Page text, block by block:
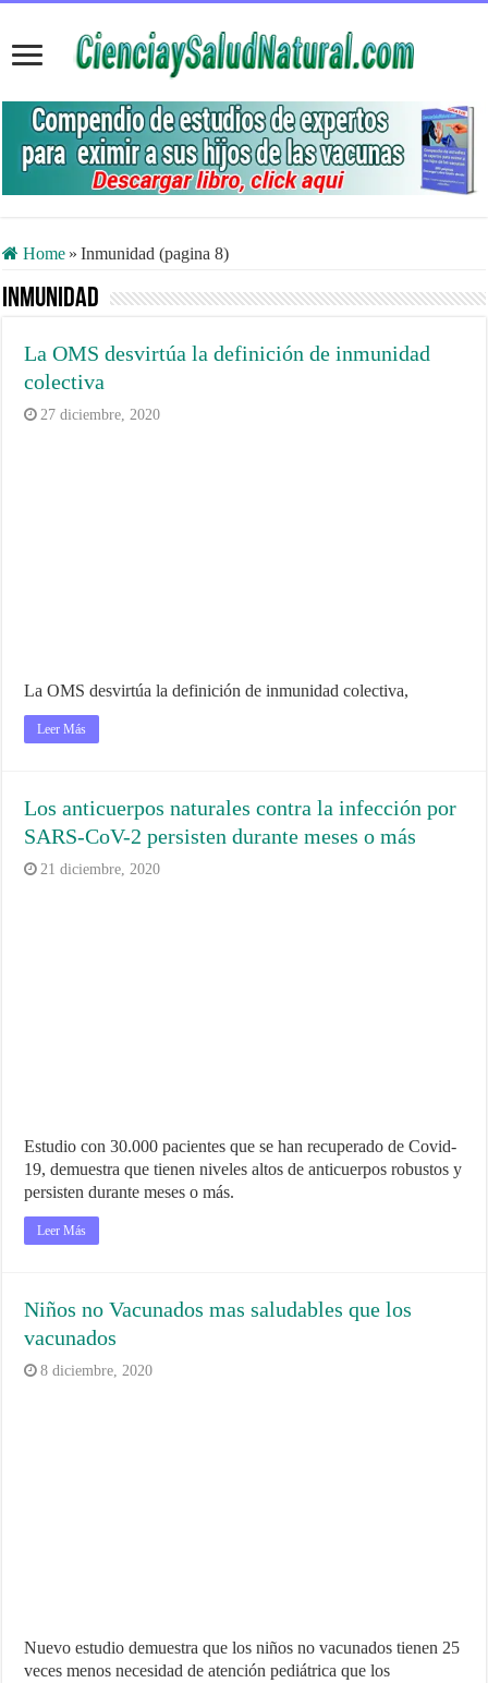
Home » Inmunidad (pagina 8)
Inmunidad
La OMS desvirtúa la definición de inmunidad
colectiva
27 diciembre, 2020
La OMS desvirtúa la definición de inmunidad colectiva,
Leer Más
Los anticuerpos naturales contra la infección por
SARS-CoV-2 persisten durante meses o más
21 diciembre, 2020
Estudio con 30.000 pacientes que se han recuperado de Covid-
19, demuestra que tienen niveles altos de anticuerpos robustos y
persisten durante meses o más.
Leer Más
Niños no Vacunados mas saludables que los
vacunados
8 diciembre, 2020
Nuevo estudio demuestra que los niños no vacunados tienen 25
veces menos necesidad de atención pediátrica que los